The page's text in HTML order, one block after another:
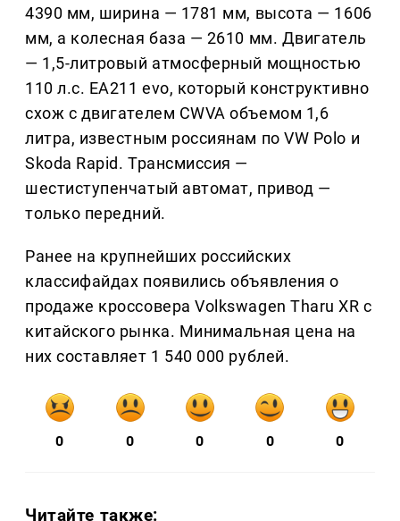
4390 мм, ширина — 1781 мм, высота — 1606
мм, а колесная база — 2610 мм. Двигатель
— 1,5-литровый атмосферный мощностью
110 л.с. ЕА211 evo, который конструктивно
схож с двигателем CWVA объемом 1,6
литра, известным россиянам по VW Polo и
Skoda Rapid. Трансмиссия —
шестиступенчатый автомат, привод —
только передний.
Ранее на крупнейших российских
классифайдах появились объявления о
продаже кроссовера Volkswagen Tharu XR с
китайского рынка. Минимальная цена на
них составляет 1 540 000 рублей.
0 0 0 0 0
Читайте также: